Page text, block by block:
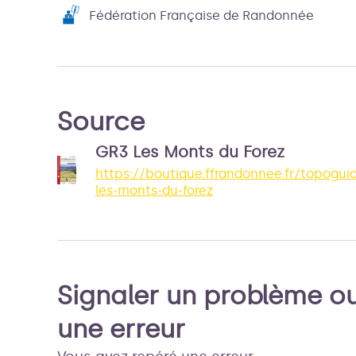
qu’il voit. Enfin et surtout, son ouïe est très
Fédération Française de Randonnée
Source
GR3 Les Monts du Forez
https://boutique.ffrandonnee.fr/
les-monts-du-forez
Signaler un problème
une erreur